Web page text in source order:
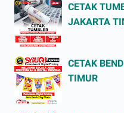
CETAK
JAKARTA
CETAK
TIMUR